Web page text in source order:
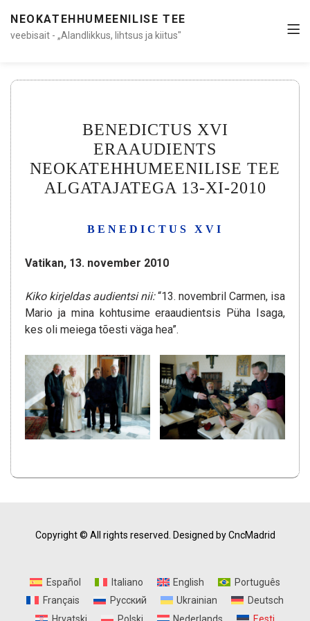
NEOKATEHHUMEENILISE TEE
veebisait - „Alandlikkus, lihtsus ja kiitus"
BENEDICTUS XVI
ERAAUDIENTS
NEOKATEHHUMEENILISE TEE
ALGATAJATEGA 13-XI-2010
BENEDICTUS XVI
Vatikan, 13. november 2010
Kiko kirjeldas audientsi nii:“13. novembril Carmen, isa
Mario ja mina kohtusime eraaudientsis Püha Isaga,
kes oli meiega tõesti väga hea”.
Copyright © All rights reserved. Designed by CncMadrid
Español Italiano English
Português
Français
Русский Ukrainian
Deutsch
Hrvatski
Polski Nederlands Eesti